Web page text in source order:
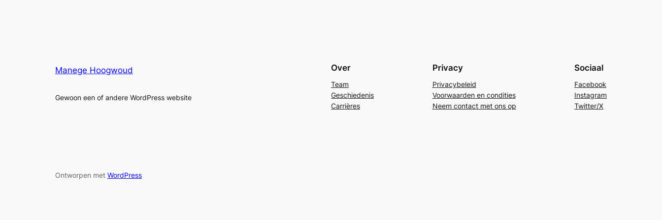
Manege Hoogwoud
Gewoon een of andere WordPress website
Over
Team
Geschiedenis
Carrières
Privacy
Privacybeleid
Voorwaarden en condities
Neem contact met ons op
Sociaal
Facebook
Instagram
Twitter/X
Ontworpen met WordPress